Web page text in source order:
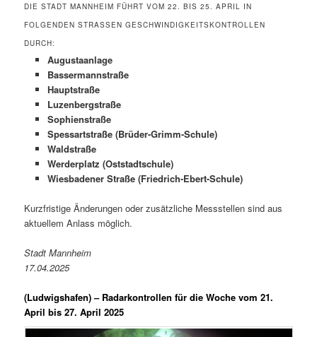
DIE STADT MANNHEIM FÜHRT VOM 22. BIS 25. APRIL IN
FOLGENDEN STRASSEN GESCHWINDIGKEITSKONTROLLEN D
URCH:
Augustaanlage
Bassermannstraße
Hauptstraße
Luzenbergstraße
Sophienstraße
Spessartstraße (Brüder-Grimm-Schule)
Waldstraße
Werderplatz (Oststadtschule)
Wiesbadener Straße (Friedrich-Ebert-Schule)
Kurzfristige Änderungen oder zusätzliche Messstellen sind aus
aktuellem Anlass möglich.
Stadt Mannheim
17.04.2025
(Ludwigshafen) – Radarkontrollen für die Woche vom 21.
April bis 27. April 2025